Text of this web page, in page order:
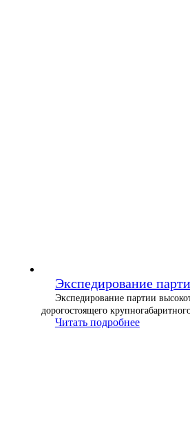
Экспедирование
Экспедирование партии
дорогостоящего
Читать подробнее